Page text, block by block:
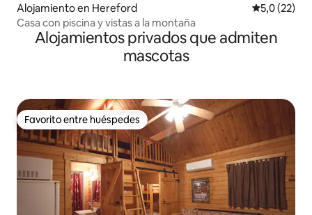
Alojamiento en Hereford Calificación
5,0 (22)
Casa con piscina y vistas a la montaña
Alojamientos privados que admiten
mascotas
Favorito entre huéspedes
Favorito entre huéspedes